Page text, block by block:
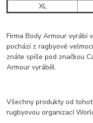
XL
Firma Body Armour vyrábí
pochází z ragbyové
znáte spíše pod značkou
Armour vyráběl.
Všechny produkty od
rugbyovou organizací